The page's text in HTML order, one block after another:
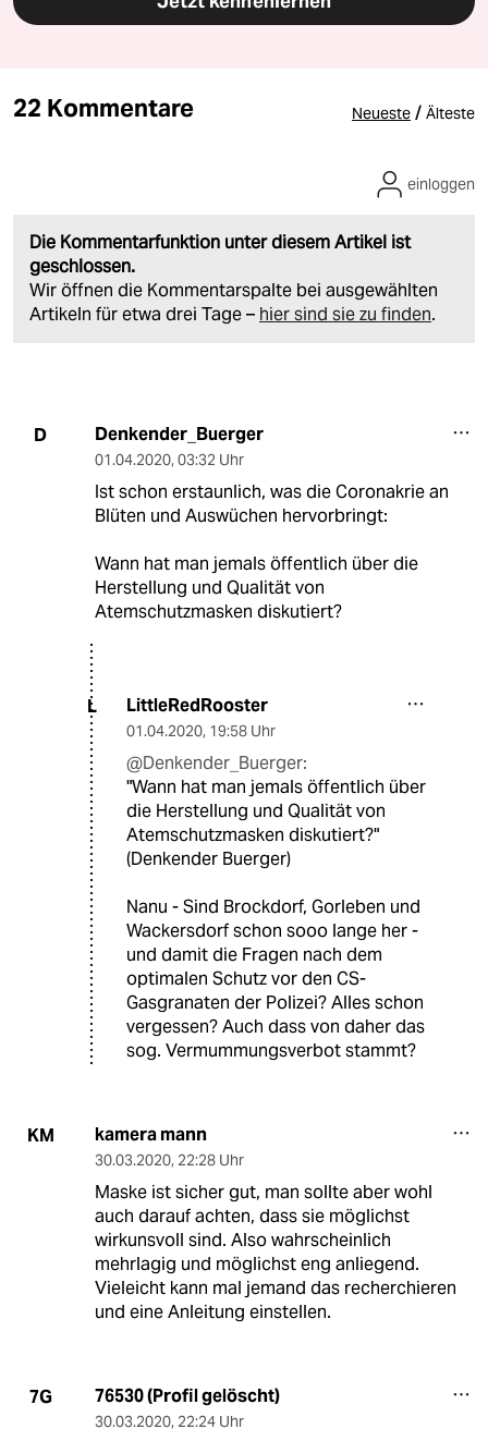
22 Kommentare Neueste / Älteste
Die Kommentarfunktion unter diesem Artikel ist
geschlossen.
Wir öffnen die Kommentarspalte bei ausgewählten
Artikeln für etwa drei Tage – hier sind sie zu finden.
einloggen
D Denkender_Buerger
01.04.2020, 03:32 Uhr
Ist schon erstaunlich, was die Coronakrie an
Blüten und Auswüchen hervorbringt:
Wann hat man jemals öffentlich über die
Herstellung und Qualität von
Atemschutzmasken diskutiert?
L LittleRedRooster
01.04.2020, 19:58 Uhr
@Denkender_Buerger:
"Wann hat man jemals öffentlich über
die Herstellung und Qualität von
Atemschutzmasken diskutiert?"
(Denkender Buerger)
Nanu - Sind Brockdorf, Gorleben und
Wackersdorf schon sooo lange her -
und damit die Fragen nach dem
optimalen Schutz vor den CS-
Gasgranaten der Polizei? Alles schon
vergessen? Auch dass von daher das
sog. Vermummungsverbot stammt?
KM kamera mann
30.03.2020, 22:28 Uhr
Maske ist sicher gut, man sollte aber wohl
auch darauf achten, dass sie möglichst
wirkunsvoll sind. Also wahrscheinlich
mehrlagig und möglichst eng anliegend.
Vieleicht kann mal jemand das recherchieren
und eine Anleitung einstellen.
7G 76530 (Profil gelöscht)
30.03.2020, 22:24 Uhr